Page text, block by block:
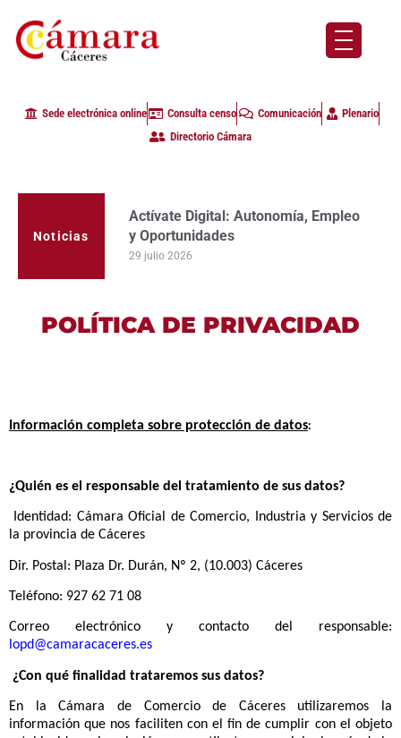
Sede electrónica online Consulta censo Comunicación
Plenario
Directorio Cámara
Actívate Digital: Autonomía, Empleo
y Oportunidades
29 julio 2026
La Cámara de Comercio de Cáceres
clausura con alta participación de
empresas en la primera edición del
23 julio 2026
¿Quién es el responsable del tratamiento de sus datos?
Identidad: Cámara Oficial de Comercio, Industria y Servicios de
Teléfono: 927 62 71 08
Correo electrónico y contacto del responsable:
¿Con qué finalidad trataremos sus datos?